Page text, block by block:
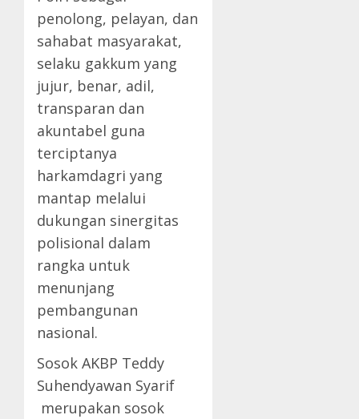
penolong, pelayan, dan
sahabat masyarakat,
selaku gakkum yang
jujur, benar, adil,
transparan dan
akuntabel guna
terciptanya
harkamdagri yang
mantap melalui
dukungan sinergitas
polisional dalam
rangka untuk
menunjang
pembangunan
nasional.
Sosok AKBP Teddy
Suhendyawan Syarif
merupakan sosok